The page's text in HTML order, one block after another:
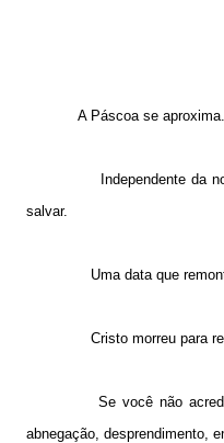
A Páscoa se aproxima.
Independente da
salvar.
Uma data que
Cristo morreu para
Se você não
abnegação, desprendimento,